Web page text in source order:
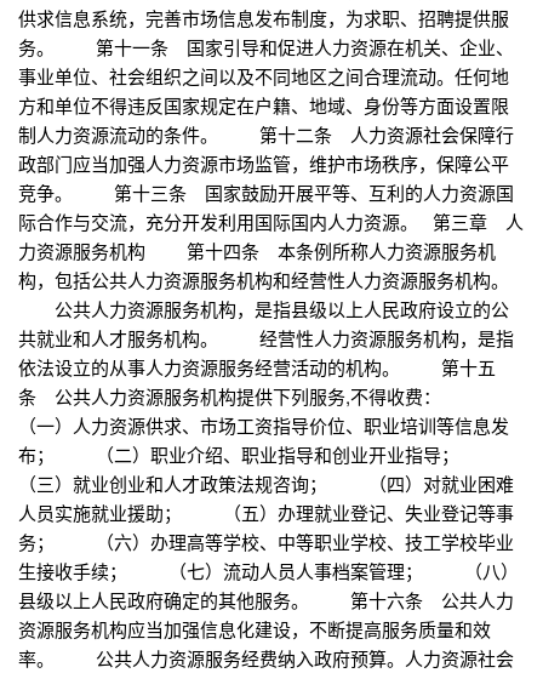
供求信息系统，完善市场信息发布制度，为求职、招聘提供服
务。 第十一条 国家引导和促进人力资源在机关、企业、
事业单位、社会组织之间以及不同地区之间合理流动。任何地
方和单位不得违反国家规定在户籍、地域、身份等方面设置限
制人力资源流动的条件。 第十二条 人力资源社会保障行
政部门应当加强人力资源市场监管，维护市场秩序，保障公平
竞争。 第十三条 国家鼓励开展平等、互利的人力资源国
际合作与交流，充分开发利用国际国内人力资源。 第三章 人
力资源服务机构 第十四条 本条例所称人力资源服务机
构，包括公共人力资源服务机构和经营性人力资源服务机构。
公共人力资源服务机构，是指县级以上人民政府设立的公
共就业和人才服务机构。 经营性人力资源服务机构，是指
依法设立的从事人力资源服务经营活动的机构。 第十五
条 公共人力资源服务机构提供下列服务,不得收费：
（一）人力资源供求、市场工资指导价位、职业培训等信息发
布； （二）职业介绍、职业指导和创业开业指导；
（三）就业创业和人才政策法规咨询； （四）对就业困难
人员实施就业援助； （五）办理就业登记、失业登记等事
务； （六）办理高等学校、中等职业学校、技工学校毕业
生接收手续； （七）流动人员人事档案管理； （八）
县级以上人民政府确定的其他服务。 第十六条 公共人力
资源服务机构应当加强信息化建设，不断提高服务质量和效
率。 公共人力资源服务经费纳入政府预算。人力资源社会